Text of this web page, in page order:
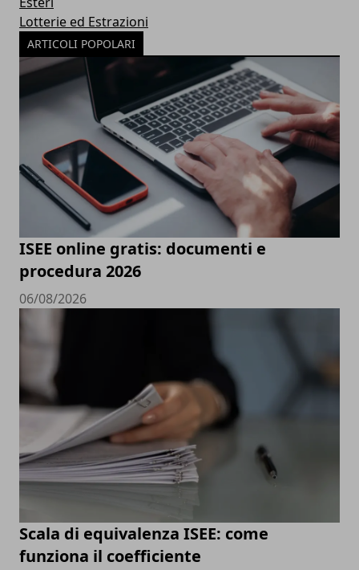
Lotterie ed Estrazioni
ARTICOLI POPOLARI
ISEE online gratis: documenti e
procedura 2026
06/08/2026
Scala di equivalenza ISEE: come
funziona il coefficiente